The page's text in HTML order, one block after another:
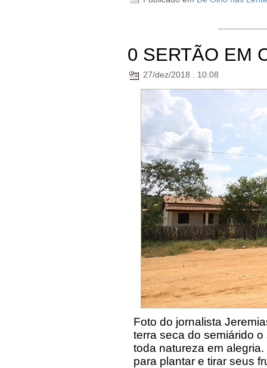
0 SERTÃO EM
27/dez/2018 . 10:08
Foto do jornalista
terra seca do semiárido
toda natureza em
para plantar e tirar seus